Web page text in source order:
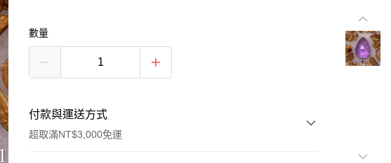
數量
付款與運送方式
超取滿NT$3,000免運